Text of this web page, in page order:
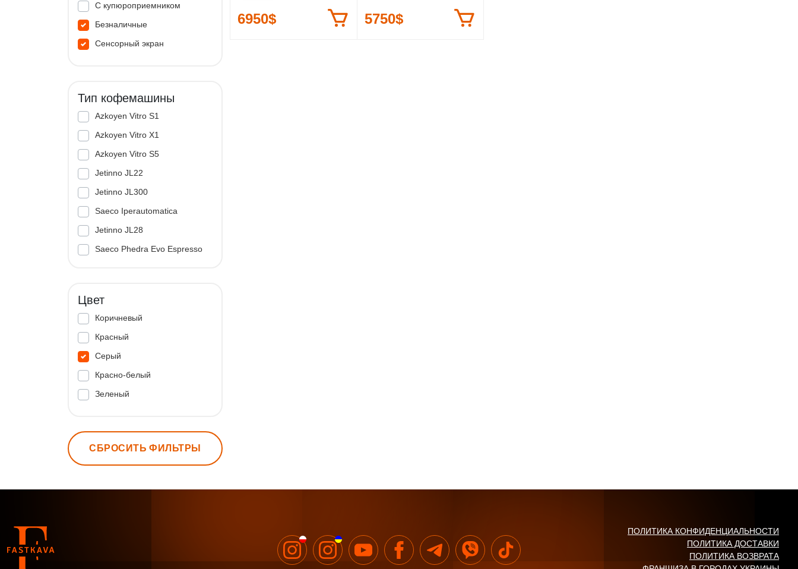
С купюроприемником
Безналичные
Сенсорный экран
Тип кофемашины
Azkoyen Vitro S1
Azkoyen Vitro X1
Azkoyen Vitro S5
Jetinno JL22
Jetinno JL300
Saeco Iperautomatica
Jetinno JL28
Saeco Phedra Evo Espresso
Цвет
Коричневый
Красный
Серый
Красно-белый
Зеленый
СБРОСИТЬ ФИЛЬТРЫ
6950$ 5750$
ПОЛИТИКА КОНФИДЕНЦИАЛЬНОСТИ
ПОЛИТИКА ДОСТАВКИ
ПОЛИТИКА ВОЗВРАТА